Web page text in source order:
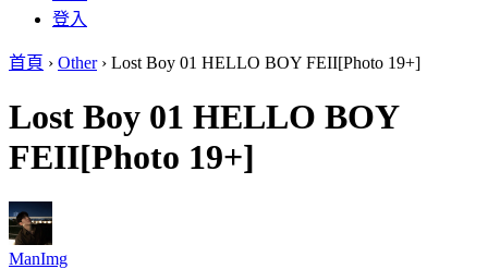
登入
首頁 › Other › Lost Boy 01 HELLO BOY FEII[Photo 19+]
Lost Boy 01 HELLO BOY
FEII[Photo 19+]
ManImg